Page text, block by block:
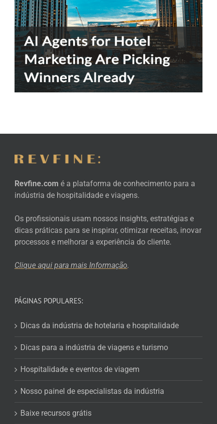
Revfine.com é a plataforma de conhecimento para a
indústria de hospitalidade e viagens.
Os profissionais usam nossos insights, estratégias e
dicas práticas para se inspirar, otimizar receitas, inovar
processos e melhorar a experiência do cliente.
Clique aqui para mais Informação.
PÁGINAS POPULARES:
Dicas da indústria de hotelaria e hospitalidade
Dicas para a indústria de viagens e turismo
Hospitalidade e eventos de viagem
Nosso painel de especialistas da indústria
Baixe recursos grátis